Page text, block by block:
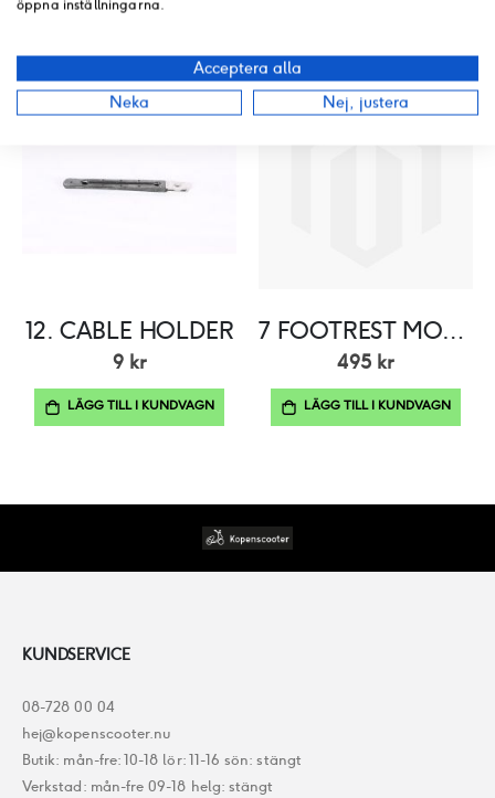
12. CABLE HOLDER
9 kr
LÄGG TILL I KUNDVAGN
7 FOOTREST MOULDING R
495 kr
LÄGG TILL I KUNDVAGN
KUNDSERVICE
08-728 00 04
hej@kopenscooter.nu
Butik: mån-fre: 10-18 lör: 11-16 sön: stängt
Verkstad: mån-fre 09-18 helg: stängt
öppna inställningarna.
Acceptera alla
Neka
Nej, justera